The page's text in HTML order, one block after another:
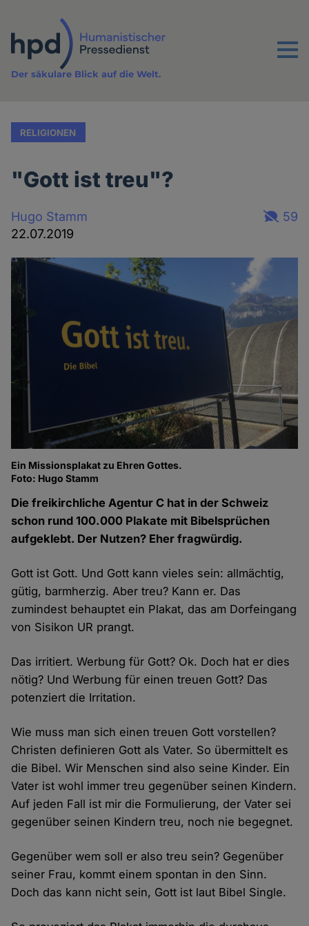
Inhalt
Menu
Der säkulare Blick auf die Welt.
RELIGIONEN
"Gott ist treu"?
Hugo Stamm
22.07.2019
59
Ein Missionsplakat zu Ehren Gottes.
Foto: Hugo Stamm
Die freikirchliche Agentur C hat in der Schweiz
schon rund 100.000 Plakate mit Bibelsprüchen
aufgeklebt. Der Nutzen? Eher fragwürdig.
Gott ist Gott. Und Gott kann vieles sein: allmächtig,
gütig, barmherzig. Aber treu? Kann er. Das
zumindest behauptet ein Plakat, das am Dorfeingang
von Sisikon UR prangt.
Das irritiert. Werbung für Gott? Ok. Doch hat er dies
nötig? Und Werbung für einen treuen Gott? Das
potenziert die Irritation.
Wie muss man sich einen treuen Gott vorstellen?
Christen definieren Gott als Vater. So übermittelt es
die Bibel. Wir Menschen sind also seine Kinder. Ein
Vater ist wohl immer treu gegenüber seinen Kindern.
Auf jeden Fall ist mir die Formulierung, der Vater sei
gegenüber seinen Kindern treu, noch nie begegnet.
Gegenüber wem soll er also treu sein? Gegenüber
seiner Frau, kommt einem spontan in den Sinn.
Doch das kann nicht sein, Gott ist laut Bibel Single.